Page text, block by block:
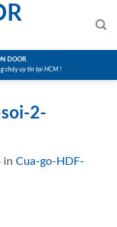
DOOR
cháy uy tín tại HCM !
2-
in Cua-go-HDF-